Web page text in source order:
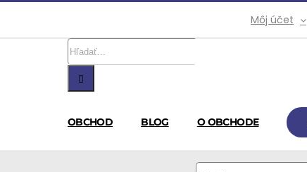
Môj účet
Hľadať:
OBCHOD BLOG O OBCHODE
Hľadať: